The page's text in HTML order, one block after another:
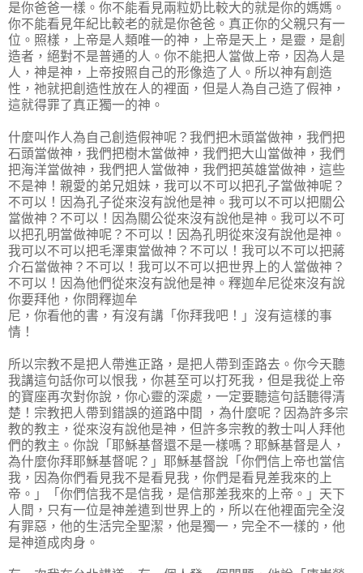
是你爸爸一樣。你不能看見兩粒奶比較大的就是你的媽媽。
你不能看見年紀比較老的就是你爸爸。真正你的父親只有一
位。照樣，上帝是人類唯一的神，上帝是天上，是靈，是創
造者，絕對不是普通的人。你不能把人當做上帝，因為人是
人，神是神，上帝按照自己的形像造了人。所以神有創造
性，祂就把創造性放在人的裡面，但是人為自己造了假神，
這就得罪了真正獨一的神。
什麼叫作人為自己創造假神呢？我們把木頭當做神，我們把
石頭當做神，我們把樹木當做神，我們把大山當做神，我們
把海洋當做神，我們把人當做神，我們把英雄當做神，這些
不是神！親愛的弟兄姐妹，我可以不可以把孔子當做神呢？
不可以！因為孔子從來沒有說他是神。我可以不可以把關公
當做神？不可以！因為關公從來沒有說他是神。我可以不可
以把孔明當做神呢？不可以！因為孔明從來沒有說他是神。
我可以不可以把毛澤東當做神？不可以！我可以不可以把蔣
介石當做神？不可以！我可以不可以把世界上的人當做神？
不可以！因為他們從來沒有說他是神。釋迦牟尼從來沒有說
你要拜他，你問釋迦牟
尼，你看他的書，有沒有講「你拜我吧！」沒有這樣的事
情！
所以宗教不是把人帶進正路，是把人帶到歪路去。你今天聽
我講這句話你可以恨我，你甚至可以打死我，但是我從上帝
的寶座再次對你說，你心靈的深處，一定要聽這句話聽得清
楚！宗教把人帶到錯誤的道路中間 ，為什麼呢？因為許多宗
教的教主，從來沒有說他是神，但許多宗教的教士叫人拜他
們的教主。你說「耶穌基督還不是一樣嗎？耶穌基督是人，
為什麼你拜耶穌基督呢？」耶穌基督說「你們信上帝也當信
我，因為你們看見我不是看見我，你們是看見差我來的上
帝。」「你們信我不是信我，是信那差我來的上帝。」天下
人間，只有一位是神差遣到世界上的，所以在他裡面完全沒
有罪惡，他的生活完全聖潔，他是獨一，完全不一樣的，他
是神道成肉身。